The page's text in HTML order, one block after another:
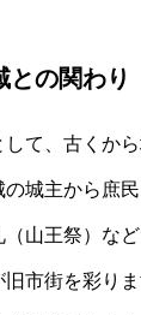
との関わり
て、古くか
城主から庶
山王祭）な
市街を彩り